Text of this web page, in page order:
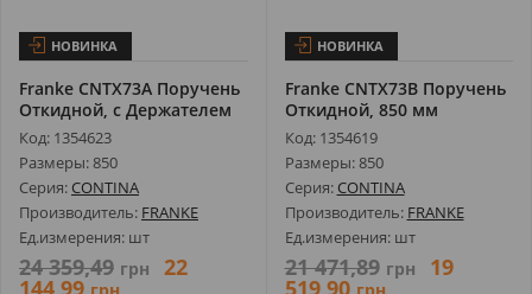
НОВИНКА
Franke CNTX73A Поручень
Откидной, с Держателем
для Р...
Код: 1354623
Размеры: 850
Серия: CONTINA
Производитель: FRANKE
Ед.измерения: шт
24 359,49 грн 22
144,99
НОВИНКА
Franke CNTX73B Поручень
Откидной, 850 мм
Код: 1354619
Размеры: 850
Серия: CONTINA
Производитель: FRANKE
Ед.измерения: шт
21 471,89 грн 19
519,90